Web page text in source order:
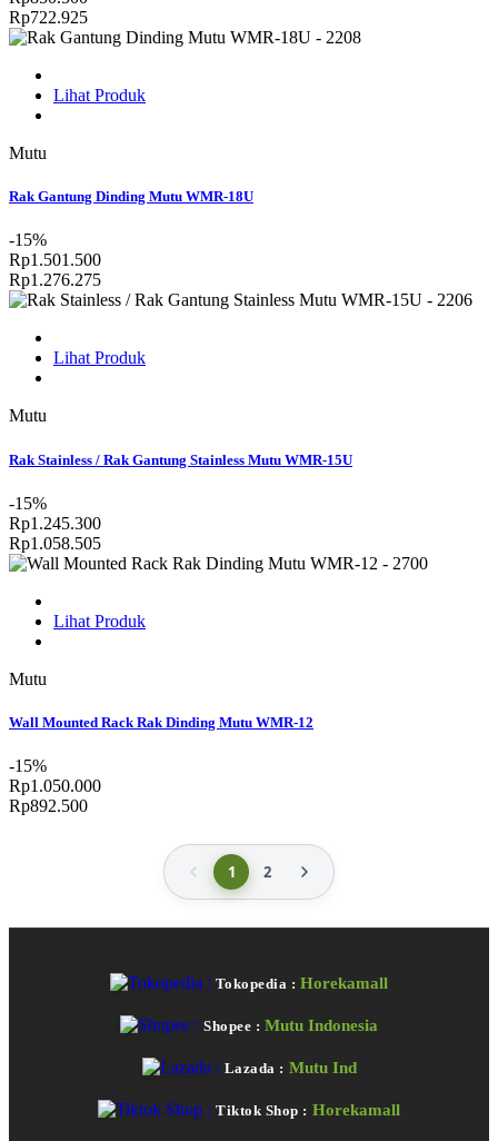
Rp722.925
Lihat Produk
Mutu
Rak Gantung Dinding Mutu WMR-18U
-15%
Rp1.501.500
Rp1.276.275
Lihat Produk
Mutu
Rak Stainless / Rak Gantung Stainless Mutu WMR-15U
-15%
Rp1.245.300
Rp1.058.505
Lihat Produk
Mutu
Wall Mounted Rack Rak Dinding Mutu WMR-12
-15%
Rp1.050.000
Rp892.500
1 2
Tokopedia : Horekamall
Shopee : Mutu Indonesia
Lazada : Mutu Ind
Tiktok Shop : Horekamall